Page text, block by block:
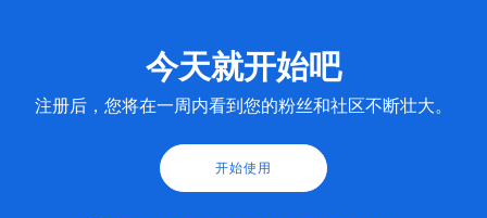
今天就开始吧
注册后，您将在一周内看到您的粉丝和社区不断壮大。
开始使用